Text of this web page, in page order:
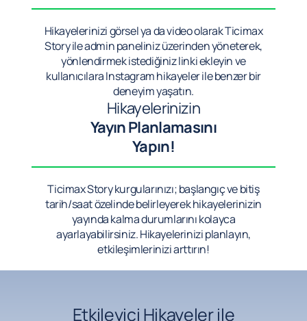
Hikayelerinizi görsel ya da video olarak Ticimax
Story ile admin paneliniz üzerinden yöneterek,
yönlendirmek istediğiniz linki ekleyin ve
kullanıcılara Instagram hikayeler ile benzer bir
deneyim yaşatın.
Hikayelerinizin
Yayın Planlamasını
Yapın!
Ticimax Story kurgularınızı; başlangıç ve bitiş
tarih/saat özelinde belirleyerek hikayelerinizin
yayında kalma durumlarını kolayca
ayarlayabilirsiniz. Hikayelerinizi planlayın,
etkileşimlerinizi arttırın!
Etkileyici Hikayeler ile